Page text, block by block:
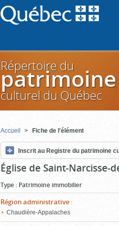
Répertoire du
patrimoine
culturel du Québec
Accueil Fiche de l'élément
Inscrit au Registre du patrimoine
Église de Saint-Narcisse-
Type : Patrimoine immobilier
Région administrative :
Chaudière-Appalaches